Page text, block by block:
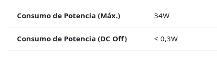
Consumo de Potencia (Máx.) 34W
Consumo de Potencia (DC Off) < 0,3W